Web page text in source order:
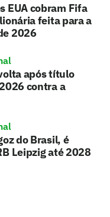
EUA cobram Fifa
feita para a
2026
após título
contra a
do Brasil, é
Leipzig até 2028